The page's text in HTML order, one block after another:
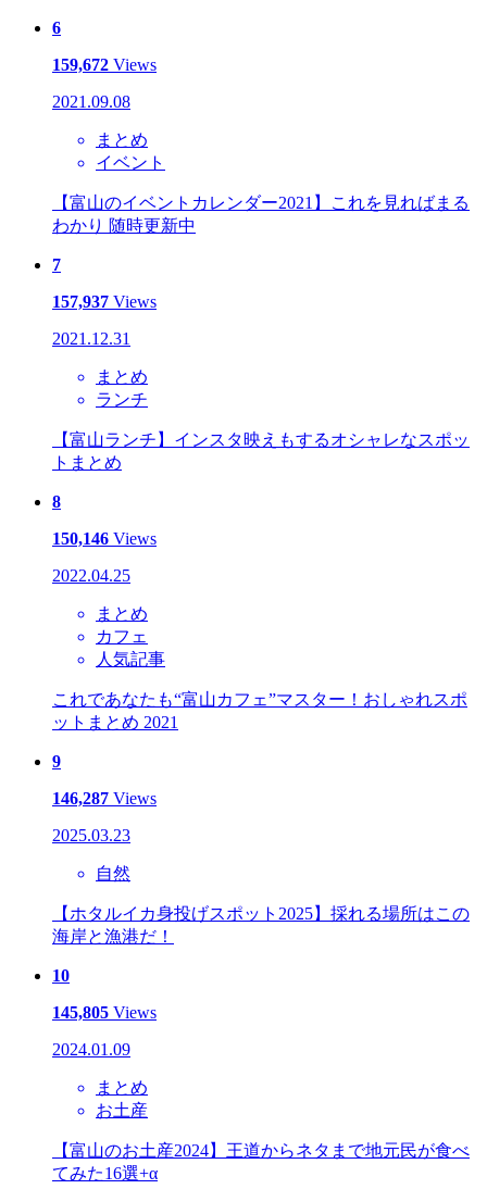
6
159,672 Views
2021.09.08
まとめ
イベント
【富山のイベントカレンダー2021】これを見ればまる
わかり 随時更新中
7
157,937 Views
2021.12.31
まとめ
ランチ
【富山ランチ】インスタ映えもするオシャレなスポッ
トまとめ
8
150,146 Views
2022.04.25
まとめ
カフェ
人気記事
これであなたも“富山カフェ”マスター！おしゃれスポ
ットまとめ 2021
9
146,287 Views
2025.03.23
自然
【ホタルイカ身投げスポット2025】採れる場所はこの
海岸と漁港だ！
10
145,805 Views
2024.01.09
まとめ
お土産
【富山のお土産2024】王道からネタまで地元民が食べ
てみた16選+α